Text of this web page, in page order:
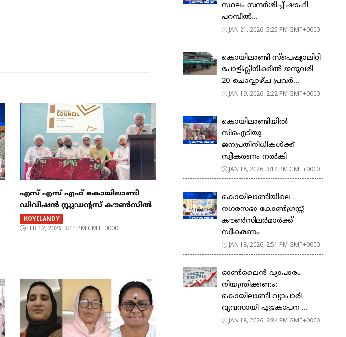
എസ് എസ് എഫ് കൊയിലാണ്ടി
ഡിവിഷൻ സ്റ്റുഡൻ്റസ് കൗൺസിൽ
KOYILANDY
FEB 12, 2026, 3:13 PM GMT+0000
സ്ഥലം സന്ദർശിച്ച് ഷാഫി
പറമ്പിൽ...
JAN 21, 2026, 5:25 PM GMT+0000
കൊയിലാണ്ടി സ്പെഷ്യാലിറ്റി
പോളിക്ലിനിക്കിൽ ജനുവരി
20 ചൊവ്വാഴ്ച പ്രവർ...
JAN 19, 2026, 2:22 PM GMT+0000
കൊയിലാണ്ടിയിൽ
സിഐടിയു
ജനപ്രതിനിധികൾക്ക്
സ്വീകരണം നൽകി
JAN 18, 2026, 3:14 PM GMT+0000
കൊയിലാണ്ടിയിലെ
നഗരസഭാ കോൺഗ്രസ്സ്
കൗൺസിലർമാർക്ക്
സ്വീകരണം
JAN 18, 2026, 2:51 PM GMT+0000
ഓൺലൈൻ വ്യാപാരം
നിയന്ത്രിക്കണം:
കൊയിലാണ്ടി വ്യാപാരി
വ്യവസായി ഏകോപന ...
JAN 18, 2026, 2:34 PM GMT+0000